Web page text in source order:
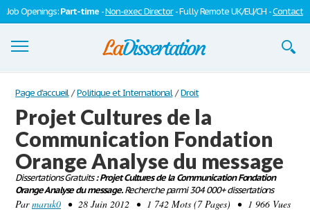
Job Openings:Part-time -Non-exec Director- Fully Remote UK/EU/CH -Contact
Dissertations
S'inscrire
Se connecter
Contactez-nous
Page d'accueil / Politique et International / Droit
Projet Cultures de la
Communication Fondation
Orange Analyse du message
Dissertations Gratuits: Projet Cultures de la Communication Fondation
Orange Analyse du message.Recherche parmi 304 000+ dissertations
Parmaruk0 • 28 Juin 2012 • 1 742 Mots (7 Pages) • 1 966 Vues